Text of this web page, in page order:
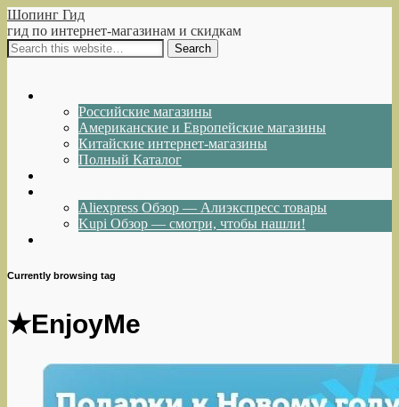
Шопинг Гид
гид по интернет-магазинам и скидкам
Российские магазины
Американские и Европейские магазины
Китайские интернет-магазины
Полный Каталог
Aliexpress Обзор — Алиэкспресс товары
Kupi Обзор — смотри, чтобы нашли!
Currently browsing tag
★EnjoyMe